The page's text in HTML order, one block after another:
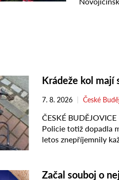
Krádeže kol mají
7. 8. 2026 České
ČESKÉ
Policie totiž dopadla
letos znepříjemnily
Začal souboj o